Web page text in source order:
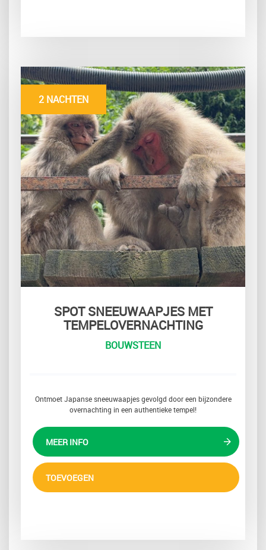
2 NACHTEN
SPOT SNEEUWAAPJES MET
TEMPELOVERNACHTING
BOUWSTEEN
Ontmoet Japanse sneeuwaapjes gevolgd door een bijzondere
overnachting in een authentieke tempel!
MEER INFO
TOEVOEGEN